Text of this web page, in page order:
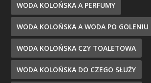
WODA KOLOŃSKA A PERFUMY
WODA KOLOŃSKA A WODA PO GOLENIU
WODA KOLOŃSKA CZY TOALETOWA
WODA KOLOŃSKA DO CZEGO SŁUŻY